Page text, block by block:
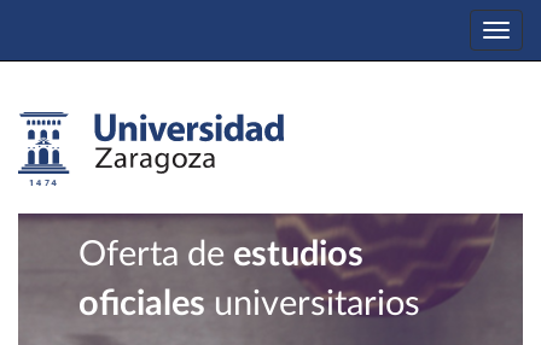
Oferta de estudios
oficiales universitarios